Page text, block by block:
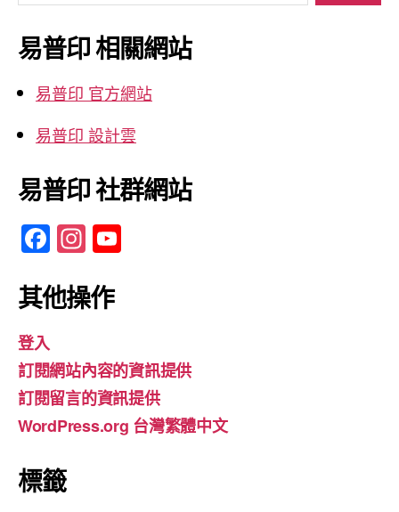
關
鍵
字:
易普印 相關網站
易普印 官方網站
易普印 設計雲
易普印 社群網站
F
a
c
b
o
o
k
In
st
a
gr
a
m
u
b
e
其他操作
登入
訂閱網站內容的資訊提供
訂閱留言的資訊提供
WordPress.org 台灣繁體中文
標籤